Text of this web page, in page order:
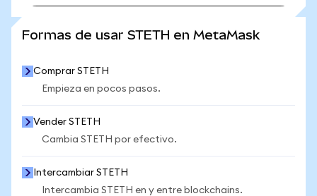
Formas de usar STETH en MetaMask
Comprar STETH
Empieza en pocos pasos.
Vender STETH
Cambia STETH por efectivo.
Intercambiar STETH
Intercambia STETH en y entre blockchains.